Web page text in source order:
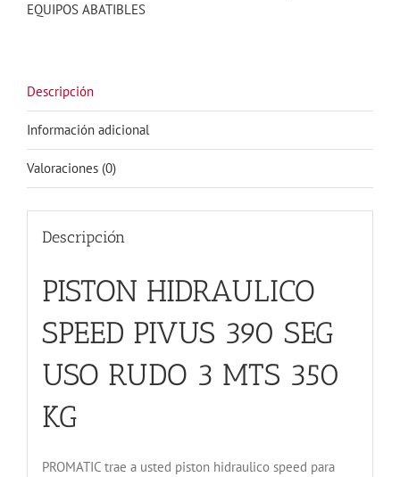
USO
350
KG
cantidad
EQUIPOS ABATIBLES
Descripción
Información adicional
Valoraciones (0)
Descripción
PISTON HIDRAULICO
SPEED PIVUS 390 SEG
USO RUDO 3 MTS 350
KG
PROMATIC trae a usted piston hidraulico speed para